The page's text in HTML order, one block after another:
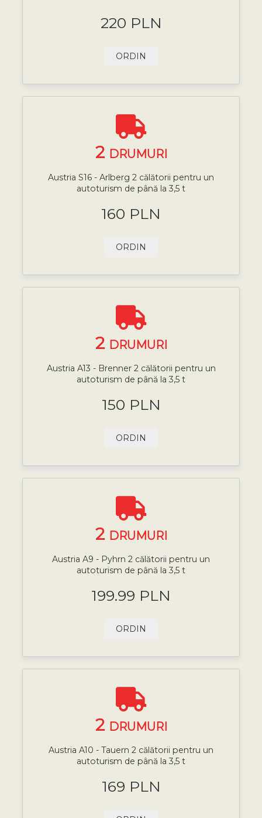
220 PLN
ORDIN
2 DRUMURI
Austria S16 - Arlberg 2 călătorii pentru un
autoturism de până la 3,5 t
160 PLN
ORDIN
2 DRUMURI
Austria A13 - Brenner 2 călătorii pentru un
autoturism de până la 3,5 t
150 PLN
ORDIN
2 DRUMURI
Austria A9 - Pyhrn 2 călătorii pentru un
autoturism de până la 3,5 t
199.99 PLN
ORDIN
2 DRUMURI
Austria A10 - Tauern 2 călătorii pentru un
autoturism de până la 3,5 t
169 PLN